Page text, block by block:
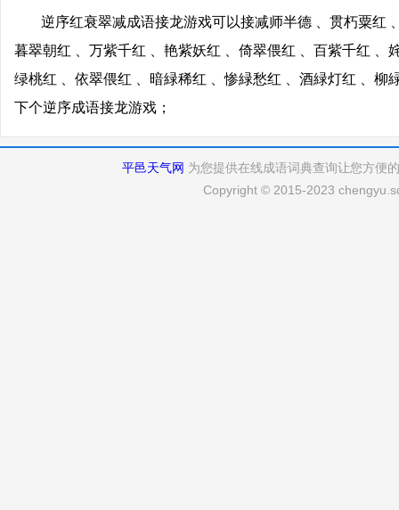
逆序红衰翠减成语接龙游戏可以接减师半德 、贯朽粟红
暮翠朝红 、万紫千红 、艳紫妖红 、倚翠偎红 、百紫千红 、
绿桃红 、依翠偎红 、暗緑稀红 、惨緑愁红 、酒緑灯红 、柳
下个逆序成语接龙游戏；
平邑天气网 为您提供在线成语词典查询让您方便
Copyright © 2015-2023